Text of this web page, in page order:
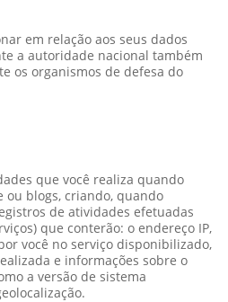
em relação aos seus dados
a autoridade nacional também
os organismos de defesa do
que você realiza quando
ou blogs, criando, quando
de atividades efetuadas
que conterão: o endereço IP,
você no serviço disponibilizado,
e informações sobre o
a versão de sistema